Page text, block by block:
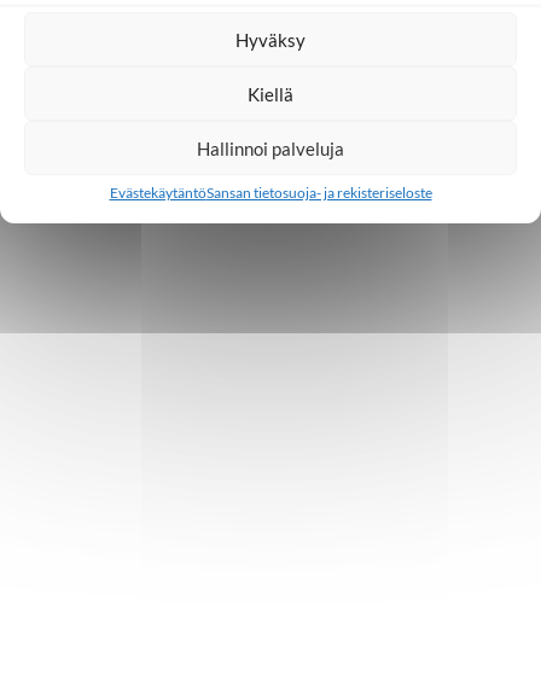
Hyväksy
Kiellä
Hallinnoi palveluja
EvästekäytäntöSansan tietosuoja- ja rekisteriseloste